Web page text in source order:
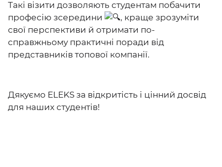
Такі візити дозволяють студентам побачити
професію зсередини
, краще зрозуміти
свої перспективи й отримати по-
справжньому практичні поради від
представників топової компанії.
Дякуємо ELEKS за відкритість і цінний досвід
для наших студентів!